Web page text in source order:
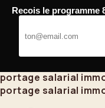
Passer
contenu
Bahoo
portage salarial
portage salarial
Recois le programme